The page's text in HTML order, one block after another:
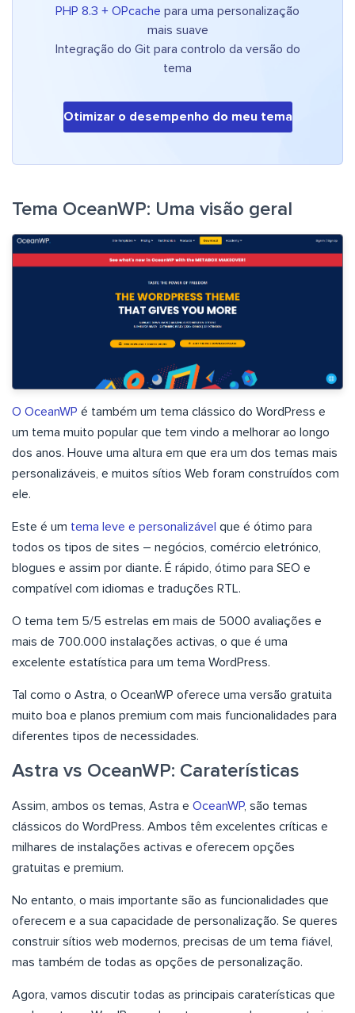
PHP 8.3 + OPcache para uma personalização
mais suave
Integração do Git para controlo da versão do
tema
Otimizar o desempenho do meu tema
Tema OceanWP: Uma visão geral
O OceanWP é também um tema clássico do WordPress e
um tema muito popular que tem vindo a melhorar ao longo
dos anos. Houve uma altura em que era um dos temas mais
personalizáveis, e muitos sítios Web foram construídos com
ele.
Este é um tema leve e personalizável que é ótimo para
todos os tipos de sites – negócios, comércio eletrónico,
blogues e assim por diante. É rápido, ótimo para SEO e
compatível com idiomas e traduções RTL.
O tema tem 5/5 estrelas em mais de 5000 avaliações e
mais de 700.000 instalações activas, o que é uma
excelente estatística para um tema WordPress.
Tal como o Astra, o OceanWP oferece uma versão gratuita
muito boa e planos premium com mais funcionalidades para
diferentes tipos de necessidades.
Astra vs OceanWP: Caraterísticas
Assim, ambos os temas, Astra e OceanWP, são temas
clássicos do WordPress. Ambos têm excelentes críticas e
milhares de instalações activas e oferecem opções
gratuitas e premium.
No entanto, o mais importante são as funcionalidades que
oferecem e a sua capacidade de personalização. Se queres
construir sítios web modernos, precisas de um tema fiável,
mas também de todas as opções de personalização.
Agora, vamos discutir todas as principais caraterísticas que